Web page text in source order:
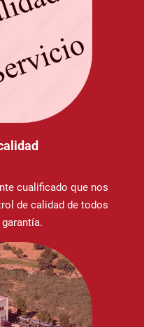
cualificado que nos
de calidad de todos